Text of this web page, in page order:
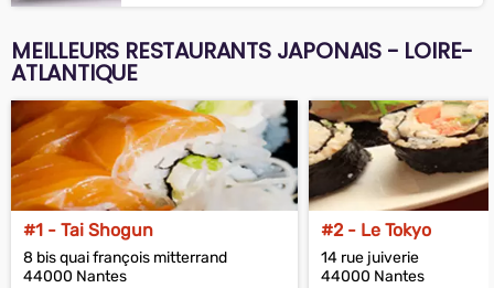
MEILLEURS RESTAURANTS JAPONAIS - LOIRE-
ATLANTIQUE
#1 - Tai Shogun
8 bis quai françois mitterrand
44000 Nantes
#2 - Le Tokyo
14 rue juiverie
44000 Nantes